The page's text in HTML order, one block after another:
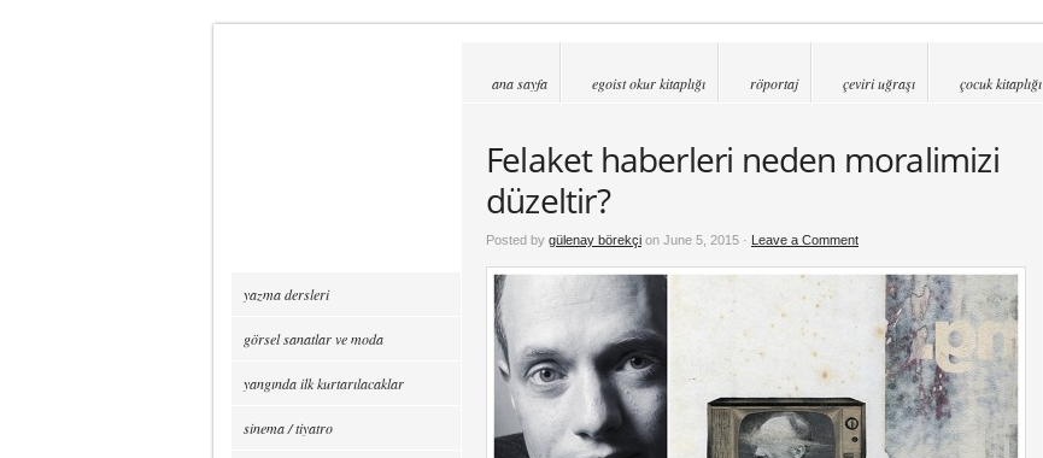
ana sayfa egoist okur kitaplığı röportaj çeviri uğraşı çocuk kitaplığı
Felaket haberleri neden moralimizi
düzeltir?
Posted by gülenay börekçi on June 5, 2015 · Leave a Comment
yazma dersleri
görsel sanatlar ve moda
yangında ilk kurtarılacaklar
sinema / tiyatro